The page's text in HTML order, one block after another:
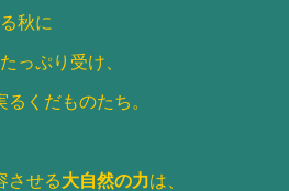
秋に
っぷり受け、
くだものたち。
させる大自然の力は、